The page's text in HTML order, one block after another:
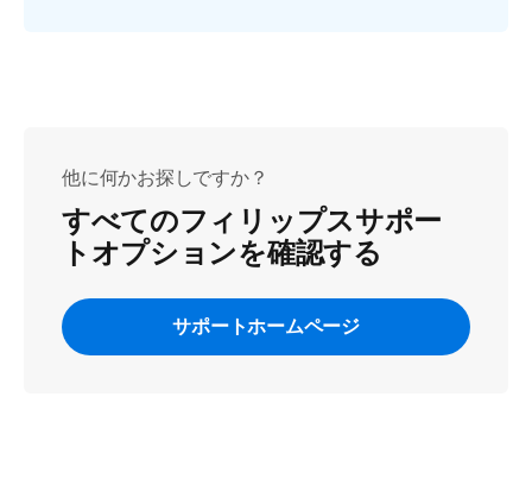
他に何かお探しですか？
すべてのフィリップスサポー
トオプションを確認する
サポートホームページ